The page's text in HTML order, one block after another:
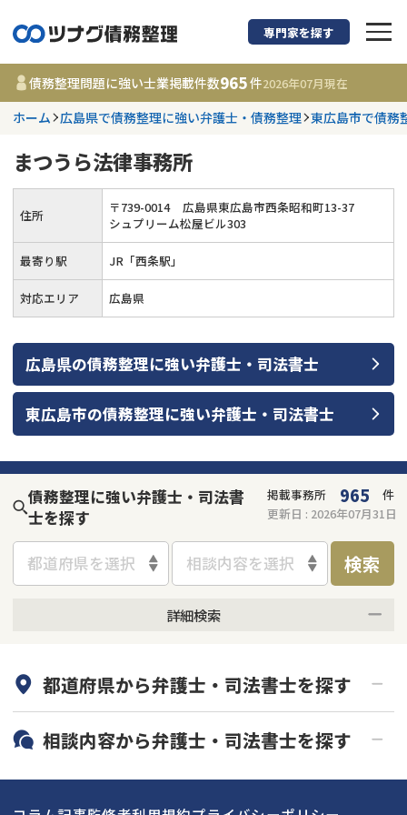
債務整理に強い弁
都道府県を選択
更新日 :2026年07月31日
任意整理
時効援用
会社破産・法人破産
消費者金融・サラ金
闇金
コラム
債務整理
個人再生（民事再生）
過払金
借金問題
専門家を探す
債務整理問題に強い士業掲載件数965件2026年07月現在
ホーム 広島県で債務整理に強い弁護士・債務整理 東広島市で債務
まつうら法律事務所
住所 〒739-0014
広島県東広島市西条昭和町13-37
シュプリーム松屋ビル303
最寄り駅 JR「西条駅」
対応エリア 広島県
広島県の債務整理に強い弁護士・司法書士
東広島市の債務整理に強い弁護士・司法書士
債務整理に強い弁護士・司法書
士を探す
掲載事務所 965
件
更新日 : 2026年07月31日
都道府県を選択 相談内容を選択 検索
詳細検索
初回相談無料
土日祝の相談可能
都道府県から弁護士・司法書士を探す
北海道・東北
北海道 青森県
関東
相談内容から弁護士・司法書士を探す